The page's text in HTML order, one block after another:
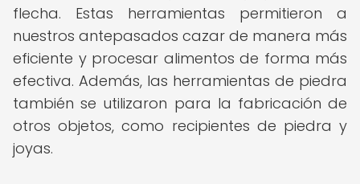
flecha. Estas herramientas permitieron a
nuestros antepasados cazar de manera más
eficiente y procesar alimentos de forma más
efectiva. Además, las herramientas de piedra
también se utilizaron para la fabricación de
otros objetos, como recipientes de piedra y
joyas.